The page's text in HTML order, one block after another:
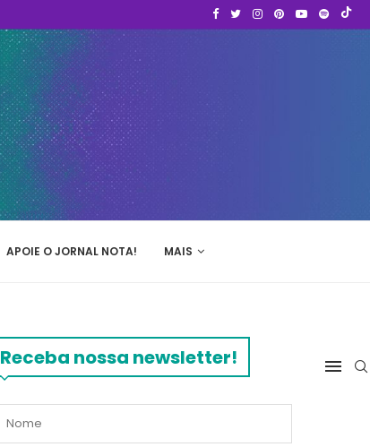
APOIE O JORNAL NOTA! MAIS
Receba nossa newsletter!